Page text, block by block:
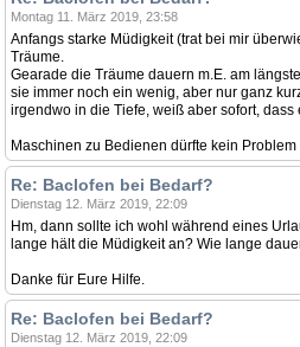
Montag 11. März 2019, 23:58
Anfangs starke Müdigkeit (trat bei mir
Träume.
Gearade die Träume dauern m.E. am
sie immer noch ein wenig, aber nur ganz
irgendwo in die Tiefe, weiß aber sofort, dass
Maschinen zu Bedienen dürfte kein Problem
Re: Baclofen bei Bedarf?
Dienstag 12. März 2019, 22:09
Hm, dann sollte ich wohl während eines
lange hält die Müdigkeit an? Wie lange
Danke für Eure Hilfe.
Re: Baclofen bei Bedarf?
Dienstag 12. März 2019, 22:09